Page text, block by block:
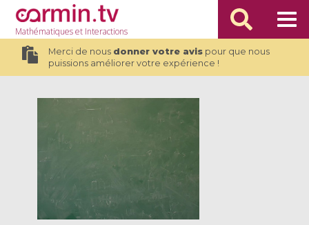
Mathématiqueset Interactions
Merci de nous donner votre avispour que nous
puissions améliorer votre expérience !